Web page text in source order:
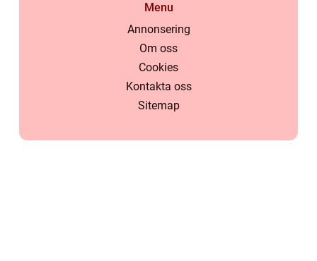
Menu
Annonsering
Om oss
Cookies
Kontakta oss
Sitemap